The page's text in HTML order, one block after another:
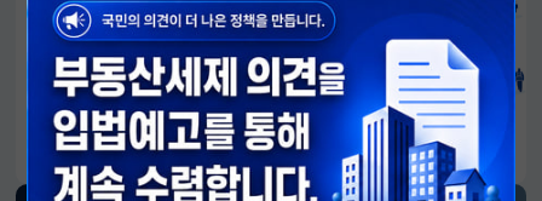
알림판
국민이 만든 대전환의 길-회복과 도약, 모두의 1년